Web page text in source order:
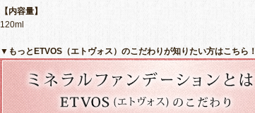
【内容量】
120ml
▼もっとETVOS（エトヴォス）のこだわりが知りたい方はこちら！